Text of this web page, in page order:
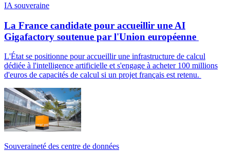
IA souveraine
La France candidate pour accueillir une AI
Gigafactory soutenue par l'Union européenne
L'État se positionne pour accueillir une infrastructure de calcul
dédiée à l'intelligence artificielle et s'engage à acheter 100 millions
d'euros de capacités de calcul si un projet français est retenu.
Souveraineté des centre de données